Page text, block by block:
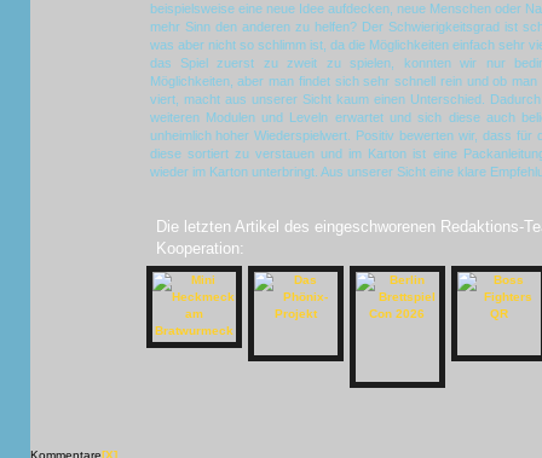
beispielsweise eine neue Idee aufdecken, neue Menschen oder
mehr Sinn den anderen zu helfen? Der Schwierigkeitsgrad ist
was aber nicht so schlimm ist, da die Möglichkeiten einfach sehr
das Spiel zuerst zu zweit zu spielen, konnten wir nur
Möglichkeiten, aber man findet sich sehr schnell rein und ob
viert, macht aus unserer Sicht kaum einen Unterschied.
weiteren Modulen und Leveln erwartet und sich diese auch
unheimlich hoher Wiederspielwert. Positiv bewerten wir, dass für
diese sortiert zu verstauen und im Karton ist eine
wieder im Karton unterbringt. Aus unserer Sicht eine klare
Die letzten Artikel des eingeschworenen Redaktions-
Kooperation:
Kommentare[X]